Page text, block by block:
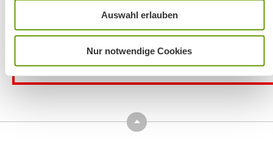
Auswahl erlauben
Nur notwendige Cookies
Top